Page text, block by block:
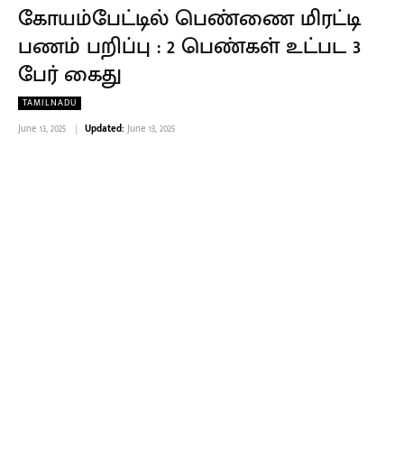
கோயம்பேட்டில் பெண்ணை மிரட்டி
பணம் பறிப்பு : 2 பெண்கள் உட்பட 3
பேர் கைது
TAMILNADU
June 13, 2025 Updated: June 13, 2025